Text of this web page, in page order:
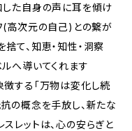
した自身の声に耳を傾け
(高次元の自己)との繋が
て、知恵・知性・洞察
へ導いてくれます
徴する「万物は変化し続
の概念を手放し、新たな
レットは、心の安らぎと